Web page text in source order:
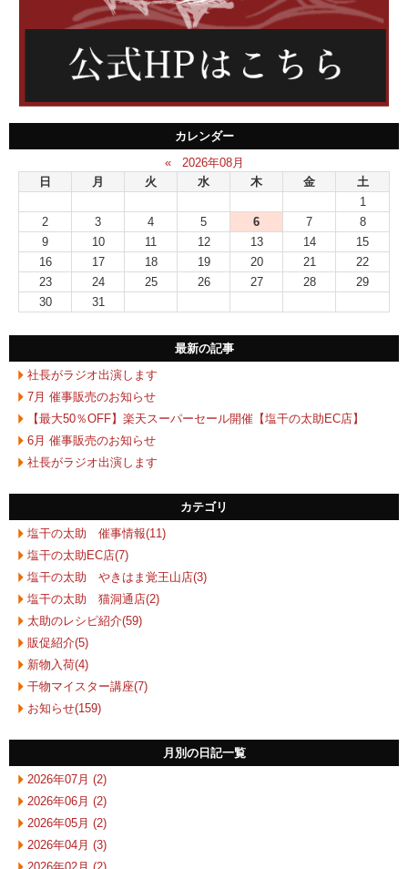
カレンダー
«
2026年08月
日
月 火 水 木 金
土
1
2
3 4 5 6 7
8
9
10 11 12 13 14
15
16
17 18 19 20 21
22
23
24 25 26 27 28
29
30
31
最新の記事
社長がラジオ出演します
7月 催事販売のお知らせ
【最大50％OFF】楽天スーパーセール開催【塩干の太助EC店】
6月 催事販売のお知らせ
社長がラジオ出演します
カテゴリ
塩干の太助 催事情報(11)
塩干の太助EC店(7)
塩干の太助 やきはま覚王山店(3)
塩干の太助 猫洞通店(2)
太助のレシピ紹介(59)
販促紹介(5)
新物入荷(4)
干物マイスター講座(7)
お知らせ(159)
月別の日記一覧
2026年07月 (2)
2026年06月 (2)
2026年05月 (2)
2026年04月 (3)